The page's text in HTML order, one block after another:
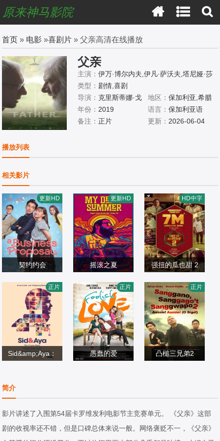
原来神马影院
首页 » 电影 »喜剧片 » 父亲高清在线播放
父亲
主演：伊万·博尔内夫,伊凡·萨沃夫,塔尼娅·莎
禾娃,Hristofor,Nedkov,伊万卡·布拉托娃,玛吉
塔·戈施瓦,Boyan,Doychinov,Nikolay,Todorov,
Martina,Peneva,Petra,Oplatkova,Elena,Mosh
olova,玛丽亚·巴卡洛娃,Hristo,Namliev,Tatyan
类型： 剧情,喜剧
导演： 克里斯蒂娜·戈
洛佐娃,佩塔尔·瓦查诺
夫
地区： 保加利亚,希腊
年份： 2019 语言： 保加利亚语
备注：正片 更新： 2026-06-04
播放列表
相关影片
契约约会
艾丽尔·塔图姆,Ab
idzar·Al·Ghifari
2025/印度尼西亚
更新HD
摇滚之夏
I,Paul·Stenerson,
Ashlee·Buchanan
喜剧片
2026/美国
更新HD
强扭的瓜也甜 2
维绍尔,拉姆亚·克
里希南,艾西瓦娅·
莱克希米,Karuna
s,Sreeja·Ravi
喜剧片
2026/印度
HD中字
Sid&amp;Aya：
柯蒂斯加比·艾根
曼
喜剧片
2018/菲律宾
正片
愚蠢的爱
2017/菲律宾
正片
凸槌三兄弟2
斯
2021/菲律宾
正片
简介
影片讲述了入围第54届卡罗维发利电影节主竞赛单元。 《父亲》这部
剧的收视率还不错，但是口碑总体来说一般。网络褒贬不一，《父亲》